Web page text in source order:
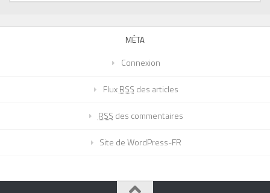
MÉTA
Connexion
FluxRSS des articles
RSS des commentaires
Site de WordPress-FR